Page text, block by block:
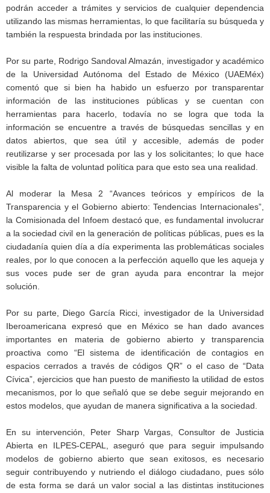
podrán acceder a trámites y servicios de cualquier dependencia
utilizando las mismas herramientas, lo que facilitaría su búsqueda y
también la respuesta brindada por las instituciones.
Por su parte, Rodrigo Sandoval Almazán, investigador y académico
de la Universidad Autónoma del Estado de México (UAEMéx)
comentó que si bien ha habido un esfuerzo por transparentar
información de las instituciones públicas y se cuentan con
herramientas para hacerlo, todavía no se logra que toda la
información se encuentre a través de búsquedas sencillas y en
datos abiertos, que sea útil y accesible, además de poder
reutilizarse y ser procesada por las y los solicitantes; lo que hace
visible la falta de voluntad política para que esto sea una realidad.
Al moderar la Mesa 2 “Avances teóricos y empíricos de la
Transparencia y el Gobierno abierto: Tendencias Internacionales”,
la Comisionada del Infoem destacó que, es fundamental involucrar
a la sociedad civil en la generación de políticas públicas, pues es la
ciudadanía quien día a día experimenta las problemáticas sociales
reales, por lo que conocen a la perfección aquello que les aqueja y
sus voces pude ser de gran ayuda para encontrar la mejor
solución.
Por su parte, Diego García Ricci, investigador de la Universidad
Iberoamericana expresó que en México se han dado avances
importantes en materia de gobierno abierto y transparencia
proactiva como “El sistema de identificación de contagios en
espacios cerrados a través de códigos QR” o el caso de “Data
Cívica”, ejercicios que han puesto de manifiesto la utilidad de estos
mecanismos, por lo que señaló que se debe seguir mejorando en
estos modelos, que ayudan de manera significativa a la sociedad.
En su intervención, Peter Sharp Vargas, Consultor de Justicia
Abierta en ILPES-CEPAL, aseguró que para seguir impulsando
modelos de gobierno abierto que sean exitosos, es necesario
seguir contribuyendo y nutriendo el diálogo ciudadano, pues sólo
de esta forma se dará un valor social a las distintas instituciones